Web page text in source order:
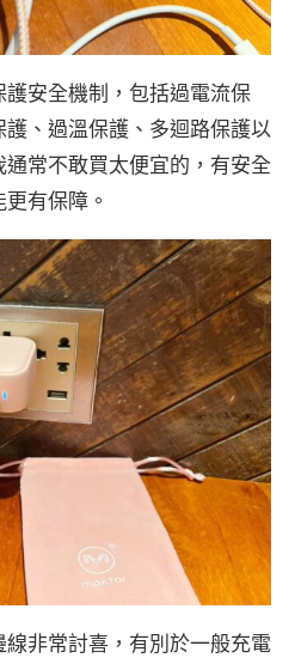
安全機制，包括過電流保
、過溫保護、多迴路保護以
常不敢買太便宜的，有安全
有保障。
非常討喜，有別於一般充電